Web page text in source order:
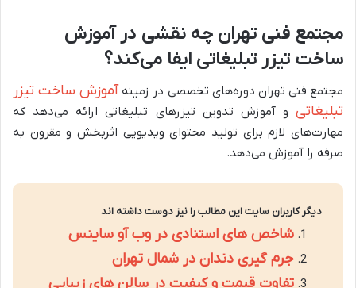
مجتمع فنی تهران چه نقشی در آموزش
ساخت تیزر تبلیغاتی ایفا می‌کند؟
مجتمع فنی تهران دوره‌های تخصصی در زمینه آموزش ساخت تیزر
تبلیغاتی و آموزش تدوین تیزرهای تبلیغاتی ارائه می‌دهد که
مهارت‌های لازم برای تولید محتوای ویدیویی اثربخش و مقرون به
صرفه را آموزش می‌دهد.
دیگر کاربران سایت این مطالب را نیز دوست داشته اند
شاخص های استنادی در وب آو ساینس
جرم گیری دندان در شمال تهران
تفاوت قیمت و کیفیت در سالن های زیبایی